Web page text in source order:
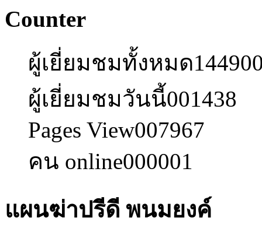
Counter
ผู้เยี่ยมชมทั้งหมด
ผู้เยี่ยมชมวันนี้001438
Pages View007967
คน online000001
แผนฆ่าปรีดี พนมยงค์